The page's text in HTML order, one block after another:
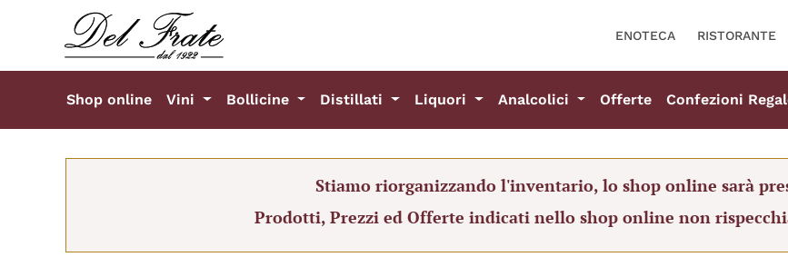
ENOTECA RISTORANTE
Shop online Vini Bollicine Distillati Liquori Analcolici Offerte Confezioni
Stiamo riorganizzando l'inventario, lo shop online sarà
Prodotti, Prezzi ed Offerte indicati nello shop online non